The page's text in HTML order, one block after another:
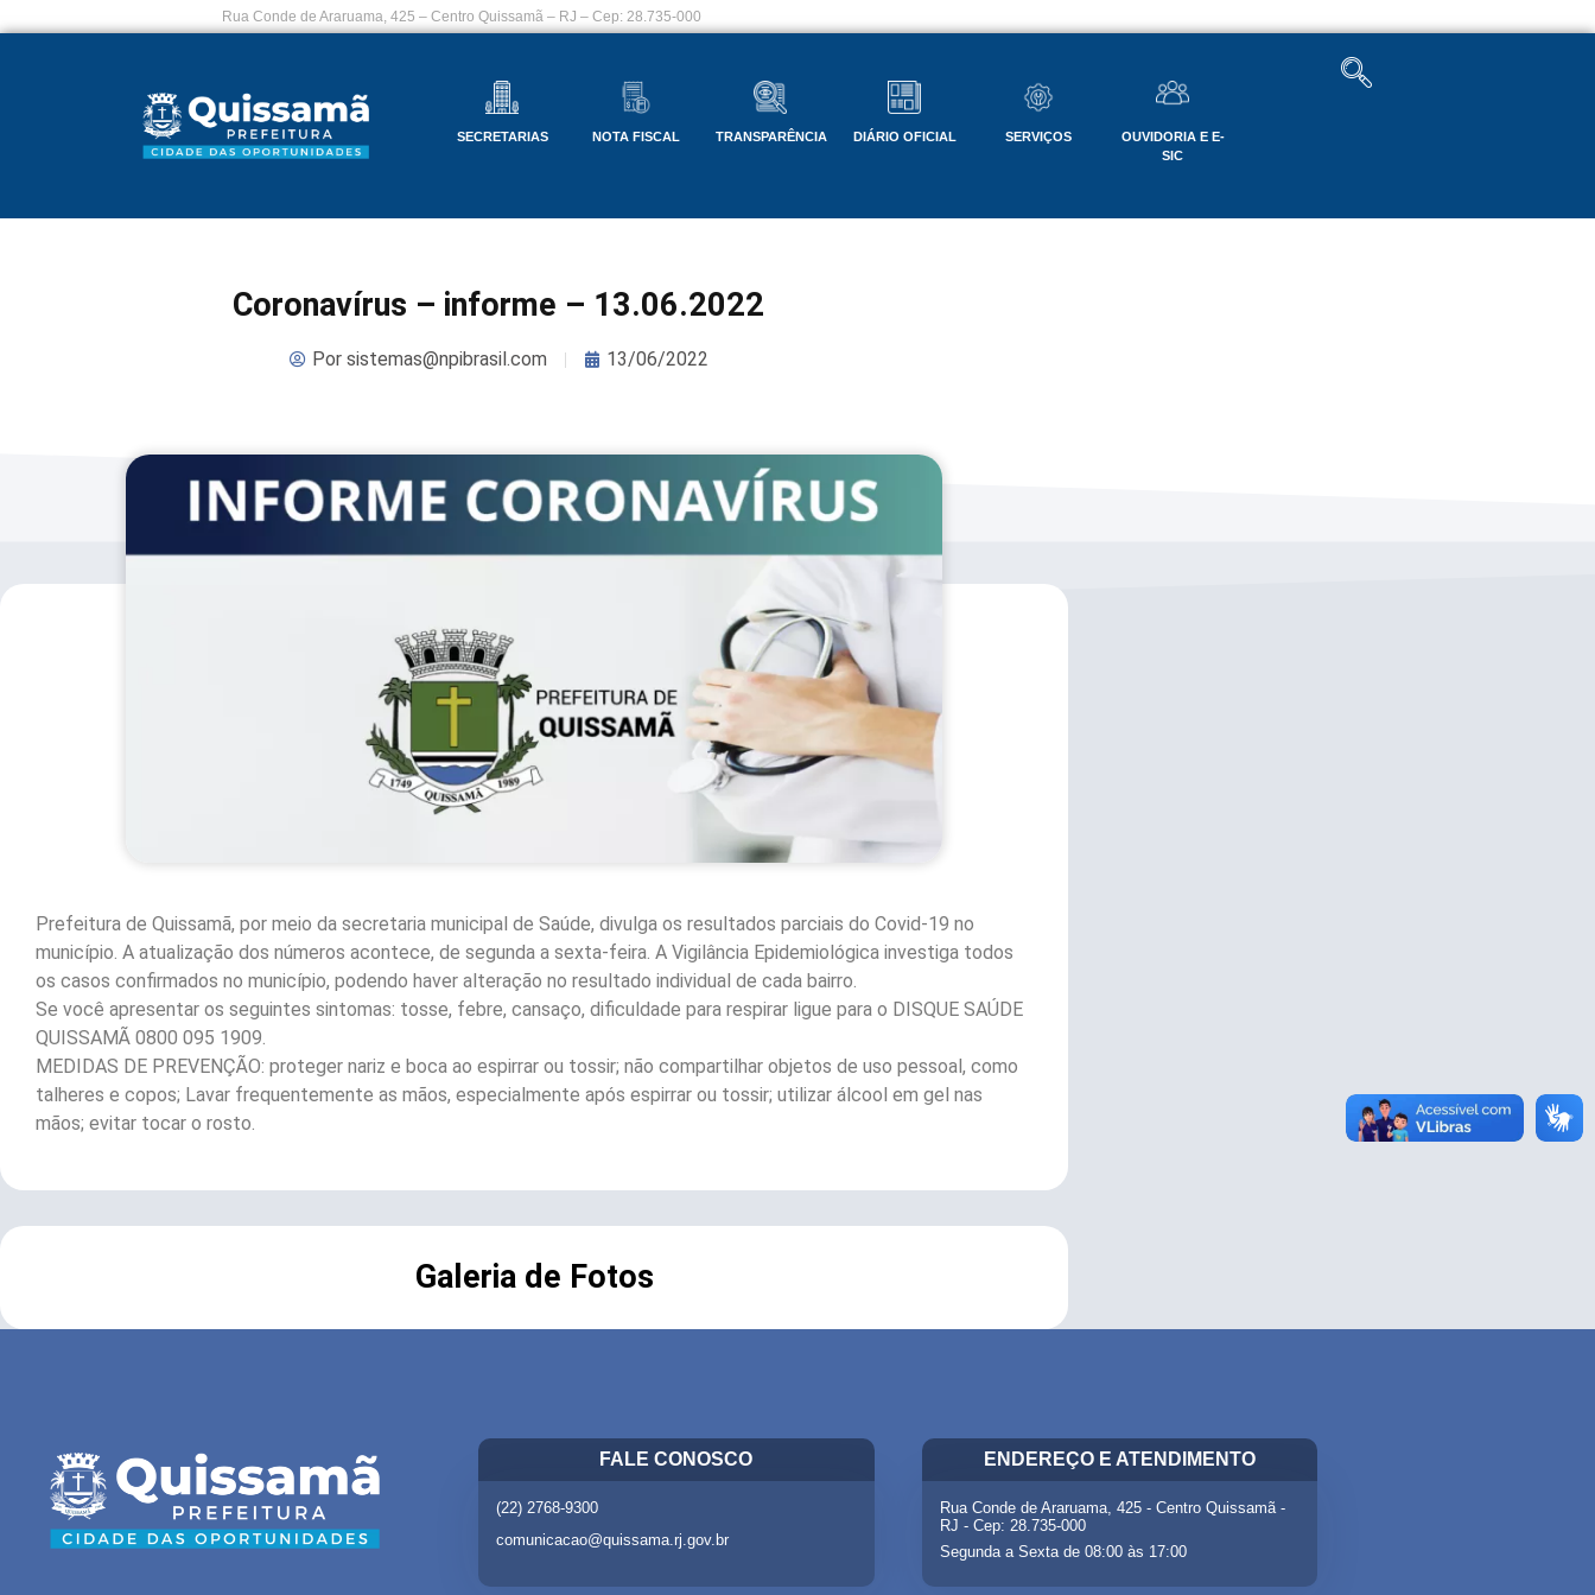
Rua Conde de Araruama, 425 – Centro Quissamã – RJ – Cep: 28.735-000
SECRETARIAS NOTA FISCAL TRANSPARÊNCIA DIÁRIO OFICIAL SERVIÇOS
OUVIDORIA E E-
SIC
Coronavírus – informe – 13.06.2022
Porsistemas@npibrasil.com 13/06/2022
Prefeitura de Quissamã, por meio da secretaria municipal de Saúde, divulga os resultados parciais do Covid-19 no
município. A atualização dos números acontece, de segunda a sexta-feira. A Vigilância Epidemiológica investiga todos
os casos confirmados no município, podendo haver alteração no resultado individual de cada bairro.
Se você apresentar os seguintes sintomas: tosse, febre, cansaço, dificuldade para respirar ligue para o DISQUE SAÚDE
QUISSAMÃ 0800 095 1909.
MEDIDAS DE PREVENÇÃO: proteger nariz e boca ao espirrar ou tossir; não compartilhar objetos de uso pessoal, como
talheres e copos; Lavar frequentemente as mãos, especialmente após espirrar ou tossir; utilizar álcool em gel nas
mãos; evitar tocar o rosto.
Galeria de Fotos
FALE CONOSCO
(22) 2768-9300
comunicacao@quissama.rj.gov.br
ENDEREÇO E ATENDIMENTO
Rua Conde de Araruama, 425 - Centro Quissamã -
RJ - Cep: 28.735-000
Segunda a Sexta de 08:00 às 17:00